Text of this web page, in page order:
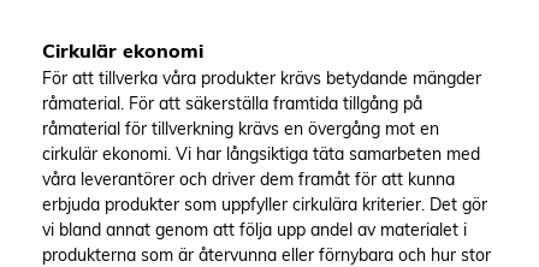
Cirkulär ekonomi
För att tillverka våra produkter krävs betydande mängder
råmaterial. För att säkerställa framtida tillgång på
råmaterial för tillverkning krävs en övergång mot en
cirkulär ekonomi. Vi har långsiktiga täta samarbeten med
våra leverantörer och driver dem framåt för att kunna
erbjuda produkter som uppfyller cirkulära kriterier. Det gör
vi bland annat genom att följa upp andel av materialet i
produkterna som är återvunna eller förnybara och hur stor